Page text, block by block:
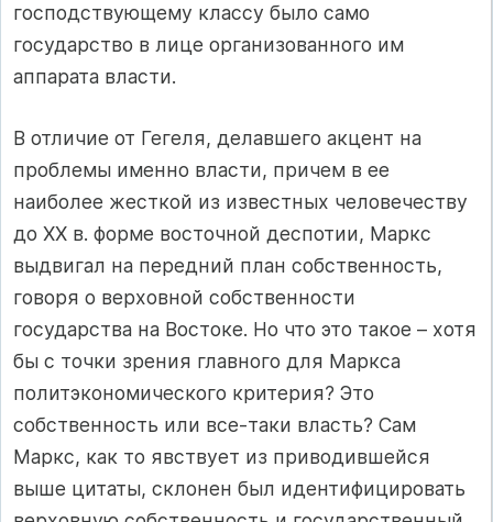
господствующему классу было само
государство в лице организованного им
аппарата власти.
В отличие от Гегеля, делавшего акцент на
проблемы именно власти, причем в ее
наиболее жесткой из известных человечеству
до XX в. форме восточной деспотии, Маркс
выдвигал на передний план собственность,
говоря о верховной собственности
государства на Востоке. Но что это такое – хотя
бы с точки зрения главного для Маркса
политэкономического критерия? Это
собственность или все‑таки власть? Сам
Маркс, как то явствует из приводившейся
выше цитаты, склонен был идентифицировать